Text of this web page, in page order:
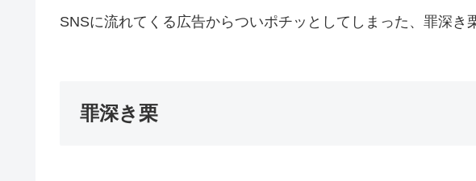
SNSに流れてくる広告からついポチッとしてしまった、罪深き
罪深き栗